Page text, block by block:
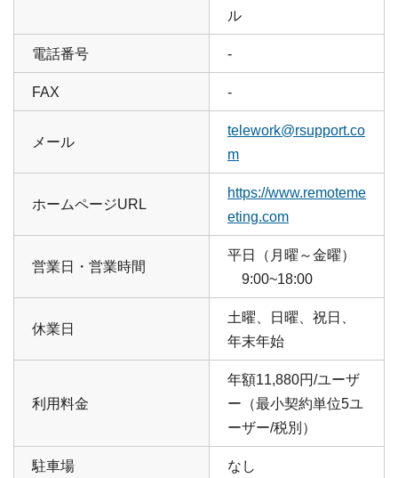
ル
電話番号 -
FAX -
メール
telework@rsupport.co
m
ホームページURL
https://www.remoteme
eting.com
営業日・営業時間
平日（月曜～金曜）
9:00~18:00
休業日
土曜、日曜、祝日、
年末年始
利用料金
年額11,880円/ユーザ
ー（最小契約単位5ユ
ーザー/税別）
駐車場 なし